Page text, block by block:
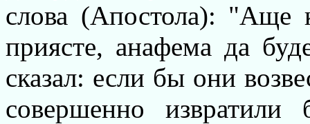
слова (Апостола): "Аще
приясте, анафема да
сказал: если бы они
совершенно